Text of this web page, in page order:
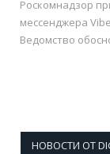
Роскомнадзор
мессенджера
Ведомство
НОВОСТИ ОТ